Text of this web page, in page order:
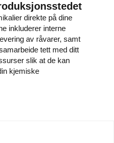
direkte på dine
inkluderer interne
av råvarer, samt
tett med ditt
slik at de kan
kjemiske